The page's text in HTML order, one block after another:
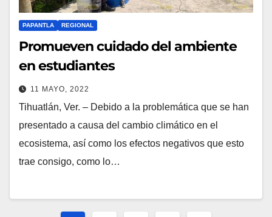
PAPANTLA REGIONAL
Promueven cuidado del ambiente
en estudiantes
11 MAYO, 2022
Tihuatlán, Ver. – Debido a la problemática que se han
presentado a causa del cambio climático en el
ecosistema, así como los efectos negativos que esto
trae consigo, como lo…